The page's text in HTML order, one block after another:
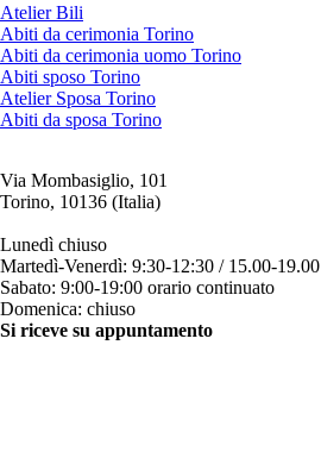
Atelier Bili
Abiti da cerimonia Torino
Abiti da cerimonia uomo Torino
Abiti sposo Torino
Atelier Sposa Torino
Abiti da sposa Torino
Via Mombasiglio, 101
Torino, 10136 (Italia)
Lunedì chiuso
Martedì-Venerdì: 9:30-12:30 / 15.00-19.00
Sabato: 9:00-19:00 orario continuato
Domenica: chiuso
Si riceve su appuntamento